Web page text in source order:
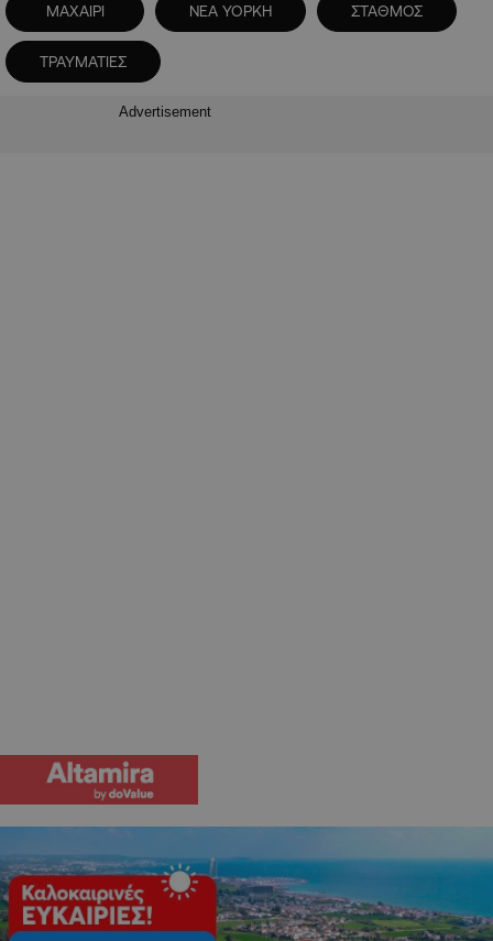
ΜΑΧΑΙΡΙ ΝΕΑ ΥΟΡΚΗ ΣΤΑΘΜΟΣ
ΤΡΑΥΜΑΤΙΕΣ
Advertisement